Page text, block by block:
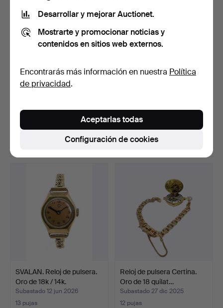
señora, Certina, oro de …
Savonett, oro de 14 qui…
Subastado 25 ago 2024
5 pujas
SVALAN. Reloj de pulsera.
Oro de 18k / 14k.
Subastado 12 jun 2026
13 pujas
Reloj de pulsera Certina.
Oro de 18 quilat…
Subastado 27 dic 2025
12 pujas
Desarrollar y mejorar Auctionet.
Mostrarte y promocionar noticias y
contenidos en sitios web externos.
Encontrarás más información en nuestra Política
de privacidad.
Configuración de cookies
Aceptarlas todas